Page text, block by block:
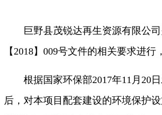
巨野县茂锐达再生资源有限公司
【2018】009号文件的相关要求进行
根据国家环保部2017年11月20
后，对本项目配套建设的环境保护